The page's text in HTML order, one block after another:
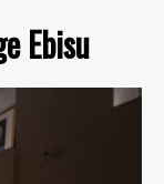
Ebisu